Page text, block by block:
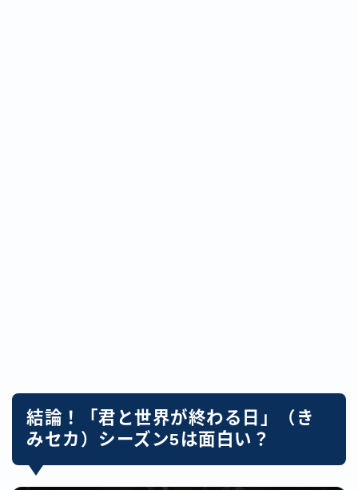
結論！「君と世界が終わる日」（き
みセカ）シーズン5は面白い？